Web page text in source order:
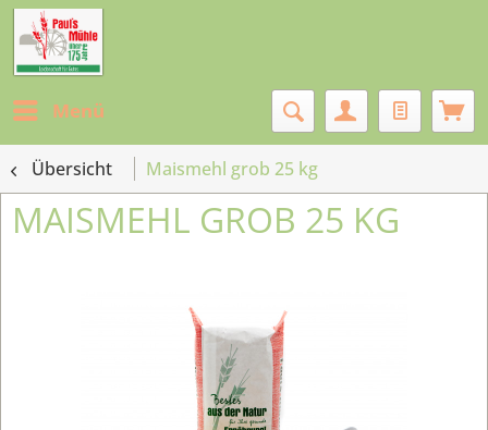
Menü
Übersicht Maismehl grob 25 kg
MAISMEHL GROB 25 KG